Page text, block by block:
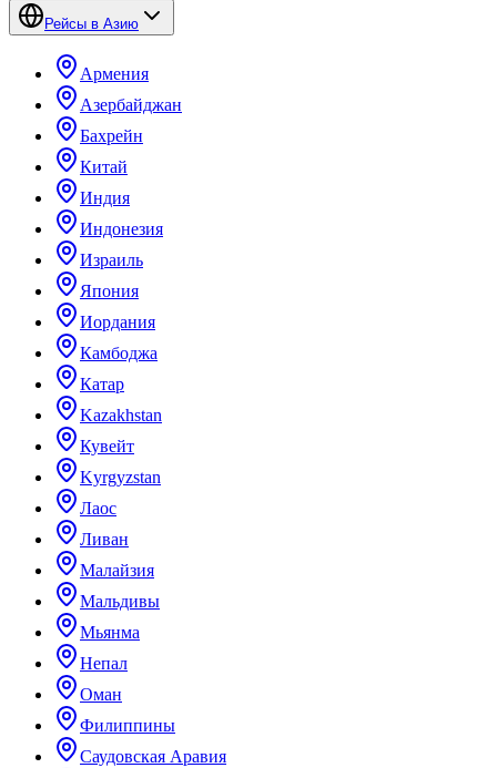
Рейсы в Азию
Армения
Азербайджан
Бахрейн
Китай
Индия
Индонезия
Израиль
Япония
Иордания
Камбоджа
Катар
Kazakhstan
Кувейт
Kyrgyzstan
Лаос
Ливан
Малайзия
Мальдивы
Мьянма
Непал
Оман
Филиппины
Саудовская Аравия